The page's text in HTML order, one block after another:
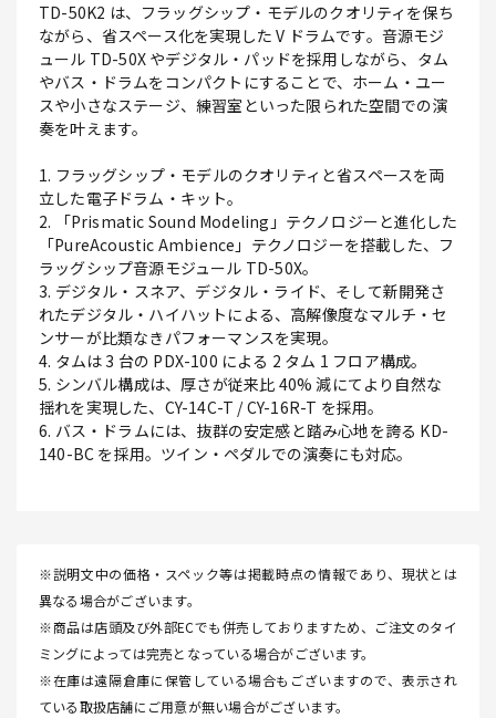
TD-50K2 は、フラッグシップ・モデルのクオリティを保ち
ながら、省スペース化を実現した V ドラムです。音源モジ
ュール TD-50X やデジタル・パッドを採用しながら、タム
やバス・ドラムをコンパクトにすることで、ホーム・ユー
スや小さなステージ、練習室といった限られた空間での演
奏を叶えます。
1. フラッグシップ・モデルのクオリティと省スペースを両
立した電子ドラム・キット。
2. 「Prismatic Sound Modeling」テクノロジーと進化した
「PureAcoustic Ambience」テクノロジーを搭載した、フ
ラッグシップ音源モジュール TD-50X。
3. デジタル・スネア、デジタル・ライド、そして新開発さ
れたデジタル・ハイハットによる、高解像度なマルチ・セ
ンサーが比類なきパフォーマンスを実現。
4. タムは 3 台の PDX-100 による 2 タム 1 フロア構成。
5. シンバル構成は、厚さが従来比 40% 減にてより自然な
揺れを実現した、CY-14C-T / CY-16R-T を採用。
6. バス・ドラムには、抜群の安定感と踏み心地を誇る KD-
140-BC を採用。ツイン・ペダルでの演奏にも対応。
※説明文中の価格・スペック等は掲載時点の情報であり、現状とは
異なる場合がございます。
※商品は店頭及び外部ECでも併売しておりますため、ご注文のタイ
ミングによっては完売となっている場合がございます。
※在庫は遠隔倉庫に保管している場合もございますので、表示され
ている取扱店舗にご用意が無い場合がございます。